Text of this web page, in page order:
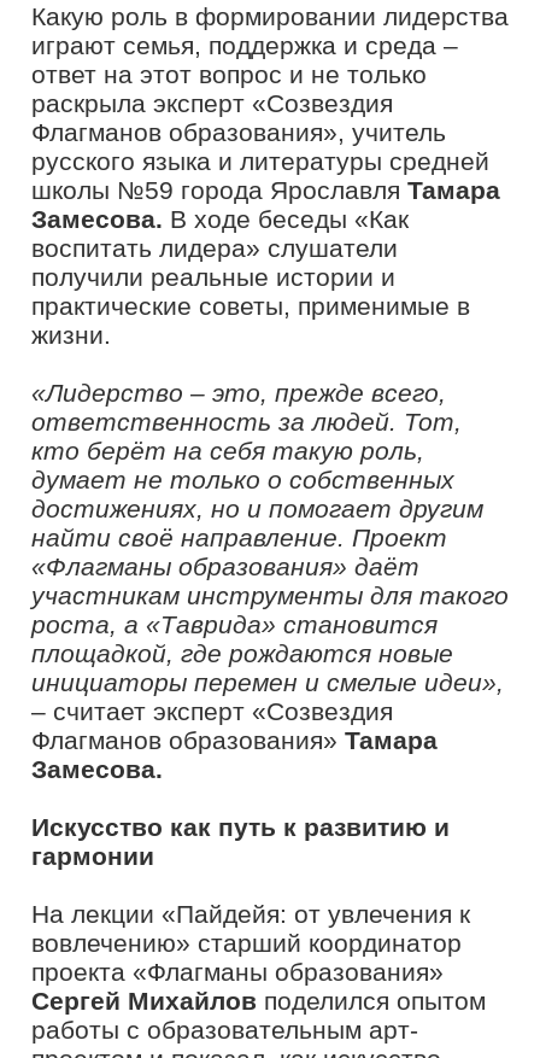
качества, строить карьеру в
образовании, реализовывать
собственные инициативы и быть
частью профессионального
сообщества.
Также открыт набор в экспертное
сообщество проекта– «Созвездие
Флагманов образования». Это
объединение сильных
профессионалов, готовых делиться
опытом, запускать собственные
проекты и менять систему образования
изнутри.
Кроме того, в профессиональном и
сервисы проекта. Каждый может
получить индивидуальный маршрут
развития и узнать о своих сильных
сторонах. Подробности и регистрация
на официальномсайте проекта.
Проект «Флагманы образования»
проводится в рамках реализации
федерального проекта «Россия –
страна возможностей» национального
проекта «Молодежь и дети» при
поддержке Федерального агентства по
делам молодежи (Росмолодежь).